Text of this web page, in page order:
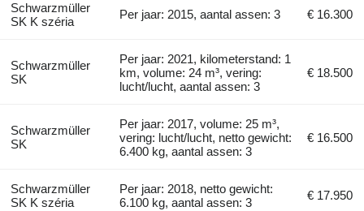
Schwarzmüller
SK K széria
Per jaar: 2015, aantal assen: 3 € 16.300
Schwarzmüller
SK
Per jaar: 2021, kilometerstand: 1
km, volume: 24 m³, vering:
lucht/lucht, aantal assen: 3
€ 18.500
Schwarzmüller
SK
Per jaar: 2017, volume: 25 m³,
vering: lucht/lucht, netto gewicht:
6.400 kg, aantal assen: 3
€ 16.500
Schwarzmüller
SK K széria
Per jaar: 2018, netto gewicht:
6.100 kg, aantal assen: 3
€ 17.950